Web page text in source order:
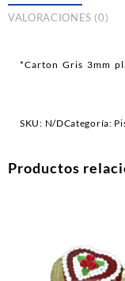
VALORACIONES (0)
*Carton Gris 3mm
SKU: N/DCategoría:
Productos